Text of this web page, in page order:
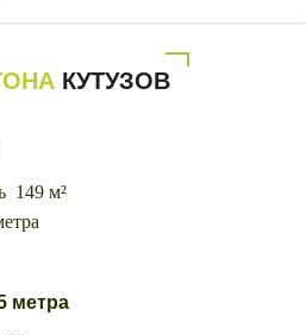
КУТУЗОВ
149 м²
метра